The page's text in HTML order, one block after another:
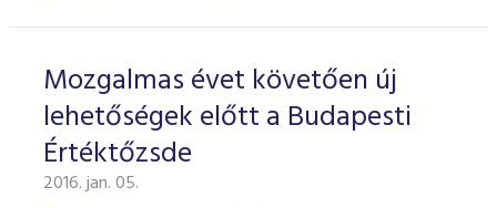
Mozgalmas évet követően új
lehetőségek előtt a Budapesti
Értéktőzsde
2016. jan. 05.